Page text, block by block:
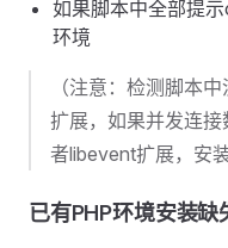
如果脚本中全部提
环境
（注意：检测脚本
扩展，如果并发连
者libevent扩展，安
已有PHP环境安装缺